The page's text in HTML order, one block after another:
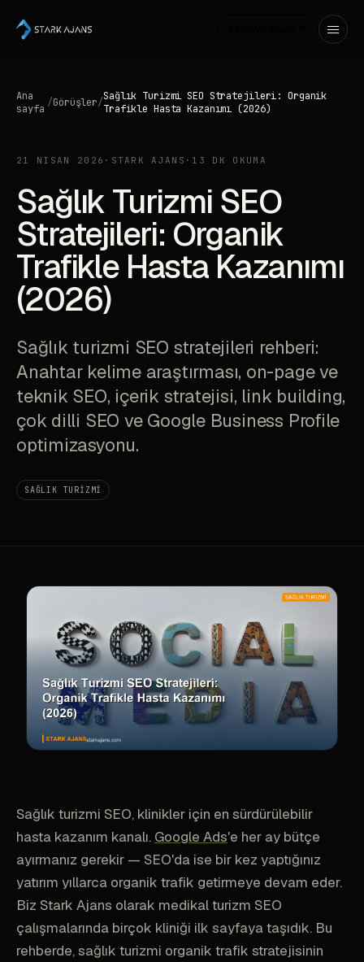
Ana
sayfa /Görüşler/Sağlık Turizmi SEO Stratejileri: Organik
Trafikle Hasta Kazanımı (2026)
21 NISAN 2026 · STARK AJANS · 13 DK OKUMA
Sağlık Turizmi SEO
Stratejileri: Organik
Trafikle Hasta Kazanımı
(2026)
Sağlık turizmi SEO stratejileri rehberi:
Anahtar kelime araştırması, on-page ve
teknik SEO, içerik stratejisi, link building,
çok dilli SEO ve Google Business Profile
optimizasyonu.
SAĞLIK TURIZMI
Sağlık turizmi SEO, klinikler için en sürdürülebilir
hasta kazanım kanalı. Google Ads'e her ay bütçe
ayırmanız gerekir — SEO'da ise bir kez yaptığınız
yatırım yıllarca organik trafik getirmeye devam eder.
Biz Stark Ajans olarak medikal turizm SEO
çalışmalarında birçok kliniği ilk sayfaya taşıdık. Bu
rehberde, sağlık turizmi organik trafik stratejisinin